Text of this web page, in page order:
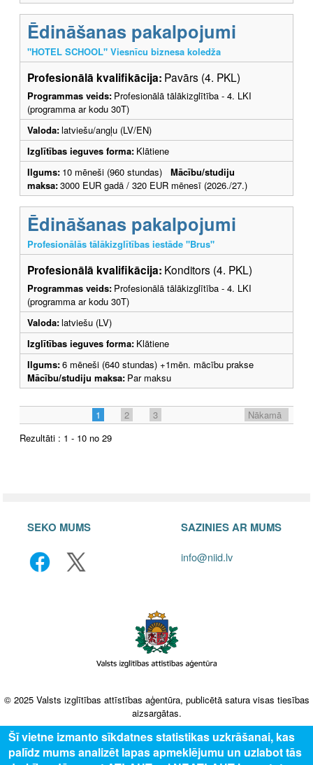
Ēdināšanas pakalpojumi
"HOTEL SCHOOL" Viesnīcu biznesa koledža
Profesionālā kvalifikācija: Pavārs (4. PKL)
Programmas veids: Profesionālā tālākizglītība - 4. LKI
(programma ar kodu 30T)
Valoda:latviešu/angļu (LV/EN)
Izglītības ieguves forma: Klātiene
Ilgums: 10 mēneši (960 stundas) Mācību/studiju
maksa:3000 EUR gadā / 320 EUR mēnesī (2026./27.)
Ēdināšanas pakalpojumi
Profesionālās tālākizglītības iestāde "Brus"
Profesionālā kvalifikācija: Konditors (4. PKL)
Programmas veids: Profesionālā tālākizglītība - 4. LKI
(programma ar kodu 30T)
Valoda:latviešu (LV)
Izglītības ieguves forma: Klātiene
Ilgums:6 mēneši (640 stundas) +1mēn. mācību prakse
Mācību/studiju maksa: Par maksu
1 2 3
Nākamā
Rezultāti : 1 - 10 no 29
SEKO MUMS SAZINIES AR MUMS
info@niid.lv
© 2025 Valsts izglītības attīstības aģentūra, publicētā satura visas tiesības
aizsargātas.
Šī vietne izmanto sīkdatnes statistikas uzkrāšanai, kas
palīdz mums analizēt lapas apmeklējumu un uzlabot tās